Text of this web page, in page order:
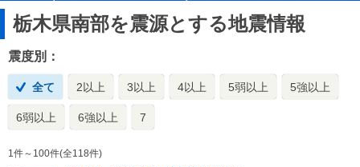
栃木県南部を震源とする地震情報
震度別：
全て 2以上 3以上 4以上 5弱以上 5強以上
6弱以上 6強以上 7
1件～100件(全118件)